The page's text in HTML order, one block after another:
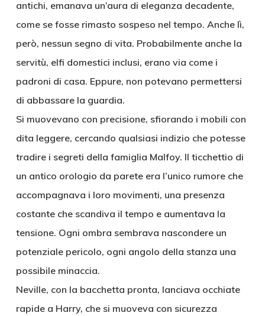
antichi, emanava un’aura di eleganza decadente,
come se fosse rimasto sospeso nel tempo. Anche lì,
però, nessun segno di vita. Probabilmente anche la
servitù, elfi domestici inclusi, erano via come i
padroni di casa. Eppure, non potevano permettersi
di abbassare la guardia.
Si muovevano con precisione, sfiorando i mobili con
dita leggere, cercando qualsiasi indizio che potesse
tradire i segreti della famiglia Malfoy. Il ticchettio di
un antico orologio da parete era l’unico rumore che
accompagnava i loro movimenti, una presenza
costante che scandiva il tempo e aumentava la
tensione. Ogni ombra sembrava nascondere un
potenziale pericolo, ogni angolo della stanza una
possibile minaccia.
Neville, con la bacchetta pronta, lanciava occhiate
rapide a Harry, che si muoveva con sicurezza